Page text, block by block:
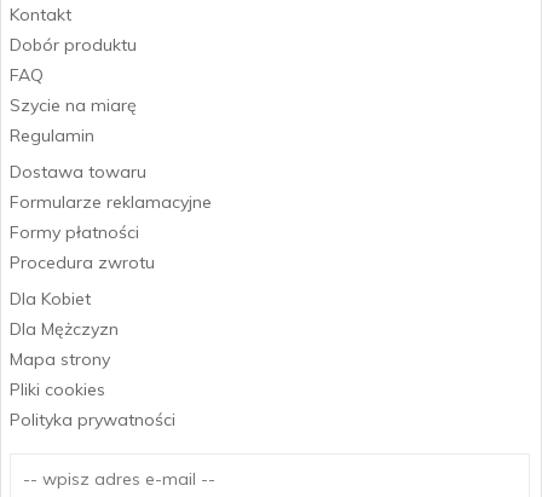
Kontakt
Dobór produktu
FAQ
Szycie na miarę
Regulamin
Dostawa towaru
Formularze reklamacyjne
Formy płatności
Procedura zwrotu
Dla Kobiet
Dla Mężczyzn
Mapa strony
Pliki cookies
Polityka prywatności